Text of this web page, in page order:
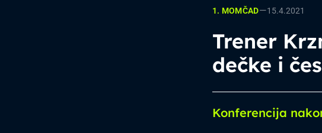
1. MOMČAD—15.4.2021
Trener
dečke i
Konferencija